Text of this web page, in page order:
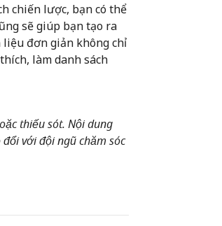
chiến lược, bạn có thể
sẽ giúp bạn tạo ra
đơn giản không chỉ
làm danh sách
thiếu sót. Nội dung
với đội ngũ chăm sóc